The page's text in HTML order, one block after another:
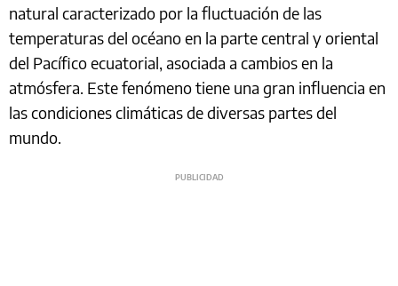
natural caracterizado por la fluctuación de las
temperaturas del océano en la parte central y oriental
del Pacífico ecuatorial, asociada a cambios en la
atmósfera. Este fenómeno tiene una gran influencia en
las condiciones climáticas de diversas partes del
mundo.